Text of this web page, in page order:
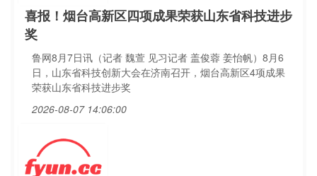
喜报！烟台高新区四项成果荣获山东省科技进步
奖
鲁网8月7日讯（记者 魏萱 见习记者 盖俊蓉 姜怡帆）8月6
日，山东省科技创新大会在济南召开，烟台高新区4项成果
荣获山东省科技进步奖
2026-08-07 14:06:00